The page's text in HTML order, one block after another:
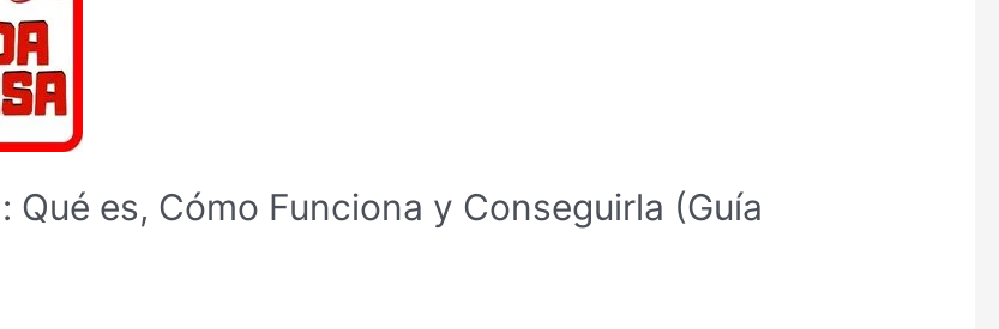
Qué es, Cómo Funciona y Conseguirla (Guía